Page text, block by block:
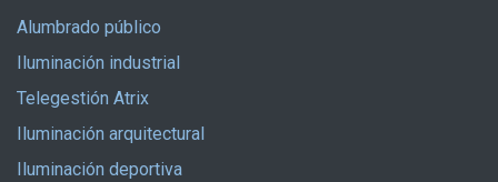
Alumbrado público
Iluminación industrial
Telegestión Atrix
Iluminación arquitectural
Iluminación deportiva